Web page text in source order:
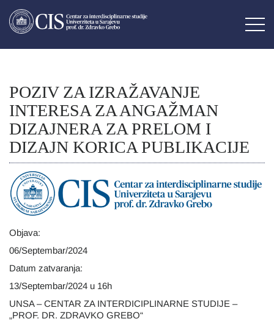
POZIV ZA IZRAŽAVANJE
INTERESA ZA ANGAŽMAN
DIZAJNERA ZA PRELOM I
DIZAJN KORICA PUBLIKACIJE
Objava:
06/Septembar/2024
Datum zatvaranja:
13/Septembar/2024 u 16h
UNSA – CENTAR ZA INTERDICIPLINARNE STUDIJE –
„PROF. DR. ZDRAVKO GREBO“